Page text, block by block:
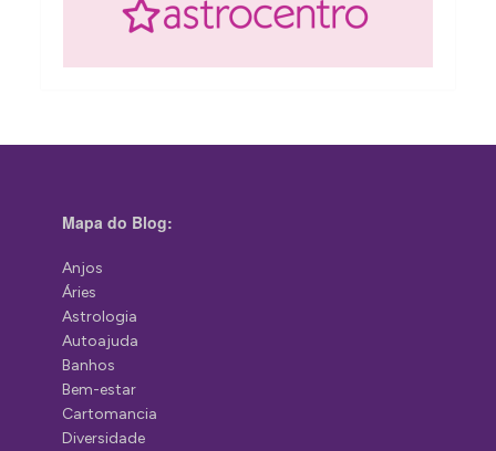
Mapa do Blog:
Anjos
Áries
Astrologia
Autoajuda
Banhos
Bem-estar
Cartomancia
Diversidade